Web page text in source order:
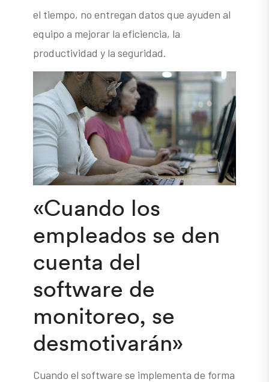
el tiempo, no entregan datos que ayuden al
equipo a mejorar la eficiencia, la
productividad y la seguridad.
«Cuando los
empleados se den
cuenta del
software de
monitoreo, se
desmotivarán»
Cuando el software se implementa de forma